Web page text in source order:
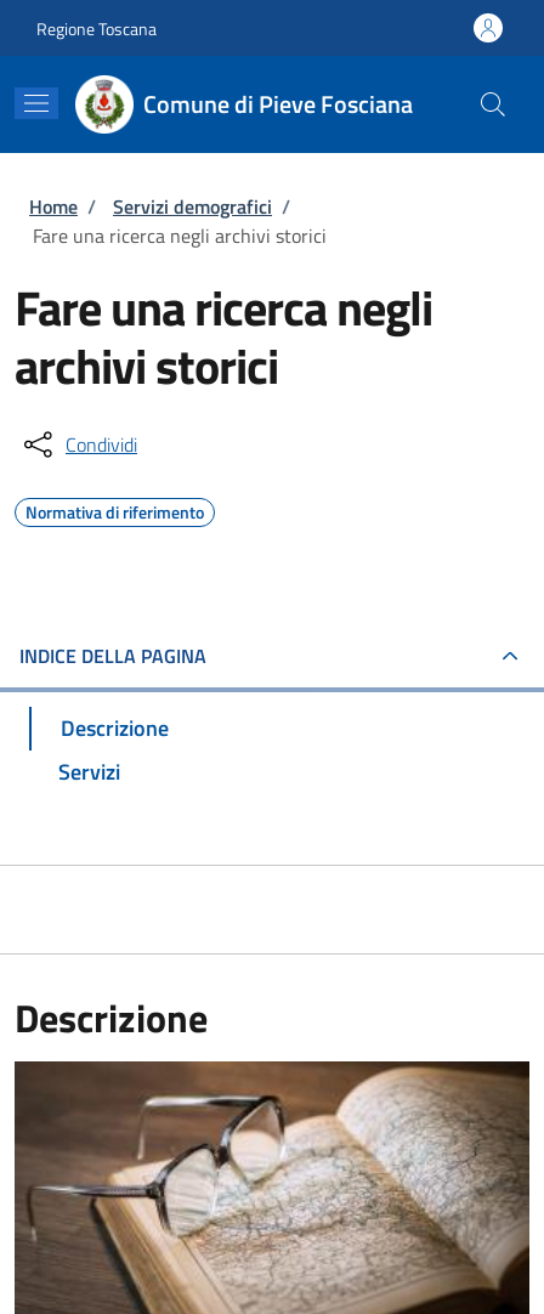
Regione Toscana
Comune di Pieve Fosciana
Briciole di pane
Home / Servizi demografici /
Fare una ricerca negli archivi storici
Fare una ricerca negli
archivi storici
Condividi
Normativa di riferimento
INDICE DELLA PAGINA
Descrizione
Servizi
Descrizione